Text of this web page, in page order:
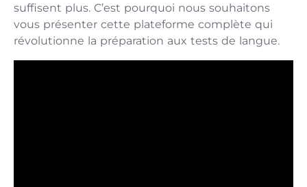
suffisent plus. C’est pourquoi nous souhaitons
vous présenter cette plateforme complète qui
révolutionne la préparation aux tests de langue.